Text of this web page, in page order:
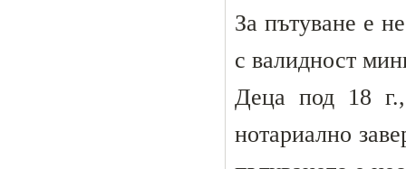
За пътуване е
с валидност
Деца под 18
нотариално